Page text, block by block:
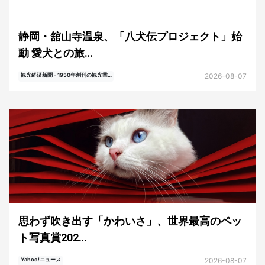
静岡・舘山寺温泉、「八犬伝プロジェクト」始
動 愛犬との旅…
観光経済新聞 - 1950年創刊の観光業… 2026-08-07
思わず吹き出す「かわいさ」、世界最高のペッ
ト写真賞202…
Yahoo!ニュース 2026-08-07